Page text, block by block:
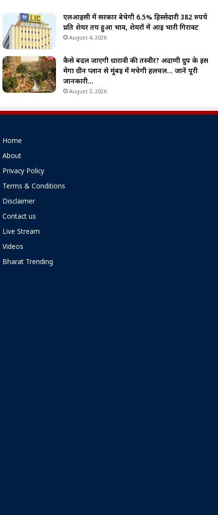
एलआईसी में सरकार बेचेगी 6.5% हिस्सेदारी 382 रुपये
प्रति शेयर तय हुआ भाव, शेयरों में आई भारी गिरावट
August 4, 2026
कैसे बदल जाएगी धारावी की तस्वीर? अदाणी ग्रुप के इस
मेगा ग्रीन प्लान से मुंबई में मचेगी हलचल… जानें पूरी
जानकारी…
August 3, 2026
Home
About
Privacy Policy
Terms & Conditions
Disclaimer
Contact us
Live Stream
Videos
Bharat Trending